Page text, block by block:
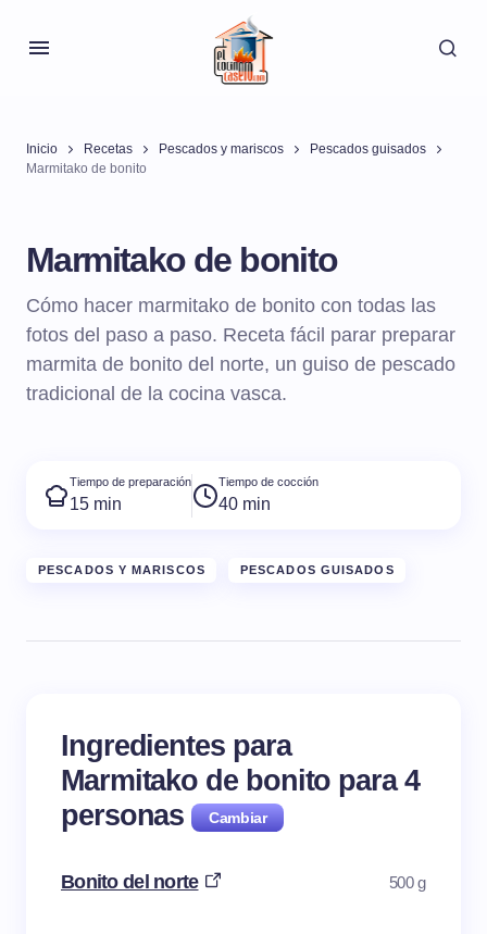
Inicio Recetas Pescados y mariscos
Pescados guisados
Marmitako de bonito
Marmitako de bonito
Cómo hacer marmitako de bonito con todas las
fotos del paso a paso. Receta fácil parar preparar
marmita de bonito del norte, un guiso de pescado
tradicional de la cocina vasca.
Tiempo de preparación
15 min
Tiempo de cocción
40 min
PESCADOS Y MARISCOS PESCADOS GUISADOS
Ingredientes para
Marmitako de bonito para4
personas
Bonito del norte 500 g